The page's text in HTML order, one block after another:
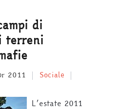
di
terreni
2011
Sociale
L’estate 2011